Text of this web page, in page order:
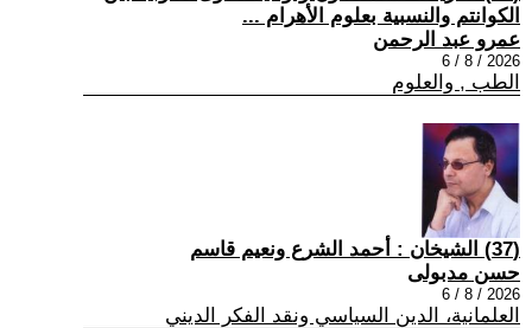
الكوانتم والنسبية بعلوم الأهرام ...
عمرو عبد الرحمن
2026 / 8 / 6
الطب , والعلوم
(37) الشيخان : أحمد الشرع ونعيم قاسم
حسن مدبولى
2026 / 8 / 6
العلمانية، الدين السياسي ونقد الفكر الديني